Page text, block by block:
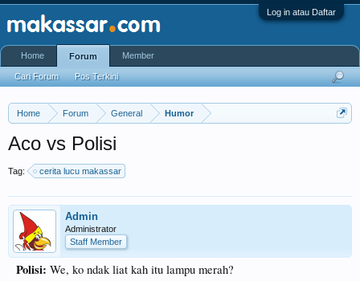
Log in atau Daftar
Home Forum General Humor
Aco vs Polisi
Tag: cerita lucu makassar
Admin
Administrator
Staff Member
Polisi: We, ko ndak liat kah itu lampu merah?
Home Forum
Cari Forum Pos Terkini
Member